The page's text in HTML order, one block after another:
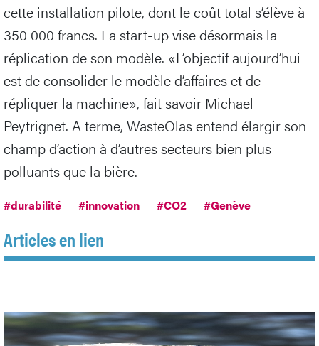
cette installation pilote, dont le coût total s’élève à
350 000 francs. La start-up vise désormais la
réplication de son modèle. «L’objectif aujourd’hui
est de consolider le modèle d’affaires et de
répliquer la machine», fait savoir Michael
Peytrignet. A terme, WasteOlas entend élargir son
champ d’action à d’autres secteurs bien plus
polluants que la bière.
#durabilité #innovation #CO2 #Genève
Articles en lien